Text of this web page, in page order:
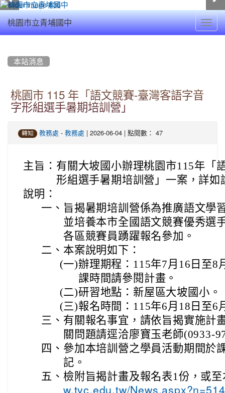
桃園市立青埔國中
本站消息
桃園市 115 年「語文競賽-臺灣客語字音
字形組選手暑期培訓營」
轉知 教務處 - 教務處 | 2026-06-04 | 點閱數： 47
主旨： 有關大坡國小辦理桃園市115年「
形組選手暑期培訓營」一案，詳如
說明：
一、 旨揭暑期培訓營係為推廣語文學
並培養本市全國語文競賽優秀選
各區競賽員踴躍報名參加。
二、 本案說明如下：
(一)辦理期程：115年7月16日至8
課時間請參閱計畫。
(二)研習地點：新屋區大坡國小。
(三)報名時間：115年6月18日至6
三、 有關報名事宜，請依旨揭實施計
關問題請逕洽廖寶玉老師(0933-
四、 參加本培訓營之學員活動期間於
記。
五、 檢附旨揭計畫及報名表1份，或
w.tyc.edu.tw/